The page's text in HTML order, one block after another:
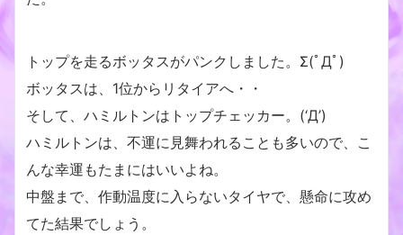
トップを走るボッタスがパンクしました。Σ(ﾟДﾟ)
ボッタスは、1位からリタイアへ・・
そして、ハミルトンはトップチェッカー。(‘Д’)
ハミルトンは、不運に見舞われることも多いので、こ
んな幸運もたまにはいいよね。
中盤まで、作動温度に入らないタイヤで、懸命に攻め
てた結果でしょう。